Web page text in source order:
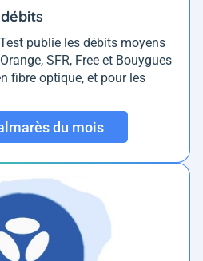
publie les débits moyens
SFR, Free et Bouygues
fibre optique, et pour les
du mois